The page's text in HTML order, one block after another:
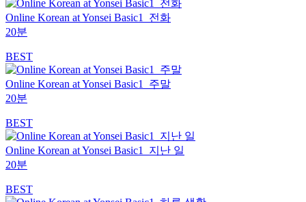
Online Korean at Yonsei Basic1_전화
20분
BEST
Online Korean at Yonsei Basic1_주말
20분
BEST
Online Korean at Yonsei Basic1_지난 일
20분
BEST